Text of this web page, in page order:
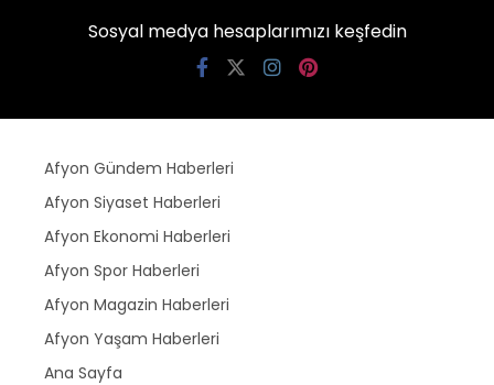
Sosyal medya hesaplarımızı keşfedin
Afyon Gündem Haberleri
Afyon Siyaset Haberleri
Afyon Ekonomi Haberleri
Afyon Spor Haberleri
Afyon Magazin Haberleri
Afyon Yaşam Haberleri
Ana Sayfa